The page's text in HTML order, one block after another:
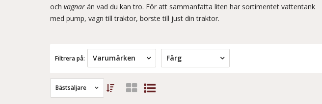
och vagnar än vad du kan tro. För att sammanfatta liten har sortimentet vattentank
med pump, vagn till traktor, borste till just din traktor.
Filtrera på: Varumärken Färg
Bästsäljare